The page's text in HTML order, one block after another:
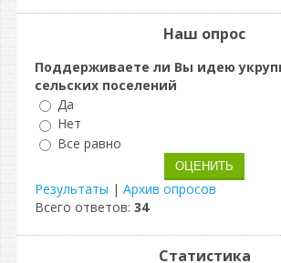
Наш опрос
Поддерживаете ли Вы идею
сельских поселений
Да
Нет
Все равно
Результаты | Архив опросов
Всего ответов: 34
Статистика